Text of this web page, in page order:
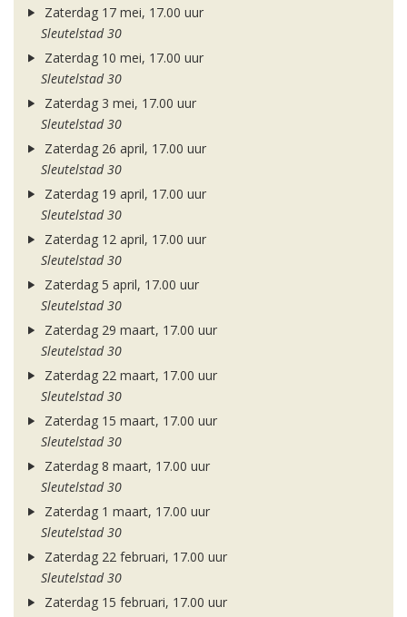
Zaterdag 17 mei, 17.00 uur
Sleutelstad 30
Zaterdag 10 mei, 17.00 uur
Sleutelstad 30
Zaterdag 3 mei, 17.00 uur
Sleutelstad 30
Zaterdag 26 april, 17.00 uur
Sleutelstad 30
Zaterdag 19 april, 17.00 uur
Sleutelstad 30
Zaterdag 12 april, 17.00 uur
Sleutelstad 30
Zaterdag 5 april, 17.00 uur
Sleutelstad 30
Zaterdag 29 maart, 17.00 uur
Sleutelstad 30
Zaterdag 22 maart, 17.00 uur
Sleutelstad 30
Zaterdag 15 maart, 17.00 uur
Sleutelstad 30
Zaterdag 8 maart, 17.00 uur
Sleutelstad 30
Zaterdag 1 maart, 17.00 uur
Sleutelstad 30
Zaterdag 22 februari, 17.00 uur
Sleutelstad 30
Zaterdag 15 februari, 17.00 uur